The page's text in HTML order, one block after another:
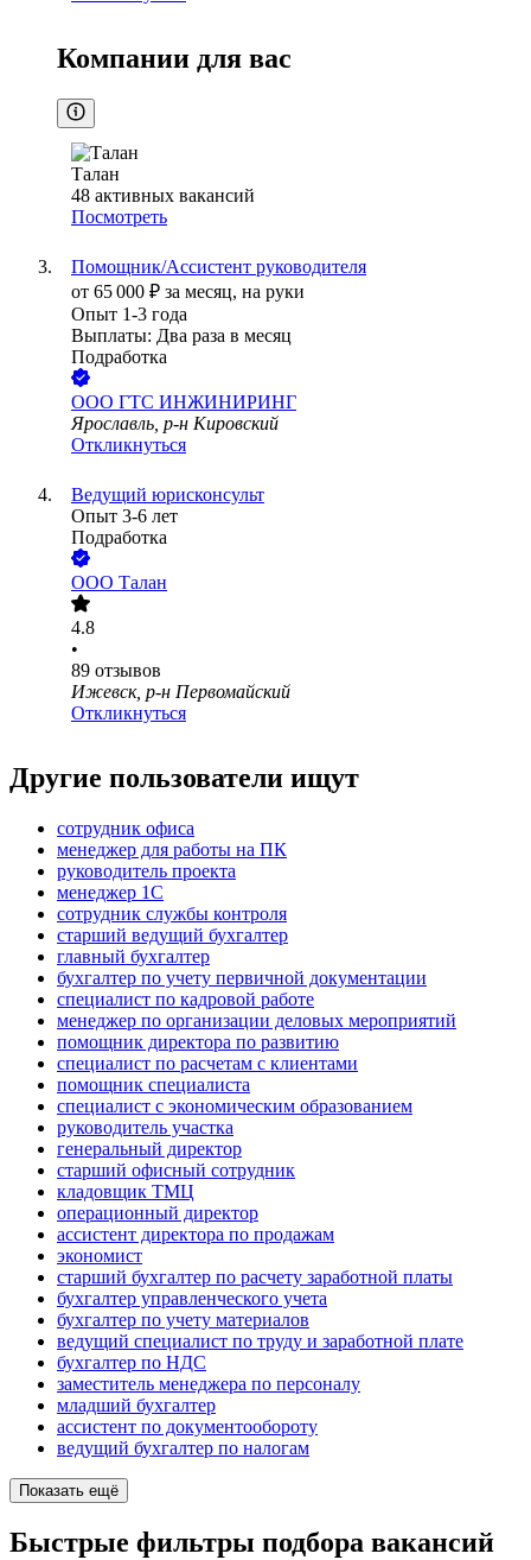
Компании для вас
Талан
48 активных вакансий
Посмотреть
Помощник/Ассистент руководителя
от 65 000 ₽ за месяц, на руки
Опыт 1-3 года
Выплаты: Два раза в месяц
Подработка
ООО ГТС ИНЖИНИРИНГ
Ярославль, р-н Кировский
Откликнуться
Ведущий юрисконсульт
Опыт 3-6 лет
Подработка
ООО Талан
4.8
•
89 отзывов
Ижевск, р-н Первомайский
Откликнуться
Другие пользователи ищут
сотрудник офиса
менеджер для работы на ПК
руководитель проекта
менеджер 1С
сотрудник службы контроля
старший ведущий бухгалтер
главный бухгалтер
бухгалтер по учету первичной документации
специалист по кадровой работе
менеджер по организации деловых мероприятий
помощник директора по развитию
специалист по расчетам с клиентами
помощник специалиста
специалист с экономическим образованием
руководитель участка
генеральный директор
старший офисный сотрудник
кладовщик ТМЦ
операционный директор
ассистент директора по продажам
экономист
старший бухгалтер по расчету заработной платы
бухгалтер управленческого учета
бухгалтер по учету материалов
ведущий специалист по труду и заработной плате
бухгалтер по НДС
заместитель менеджера по персоналу
младший бухгалтер
ассистент по документообороту
ведущий бухгалтер по налогам
Показать ещё
Быстрые фильтры подбора вакансий